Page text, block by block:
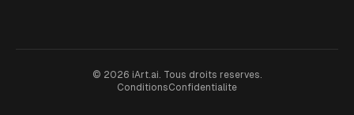
© 2026 iArt.ai. Tous droits reserves.
ConditionsConfidentialite